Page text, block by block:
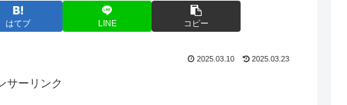
はてブ LINE コピー
2025.03.10 2025.03.23
サーリンク